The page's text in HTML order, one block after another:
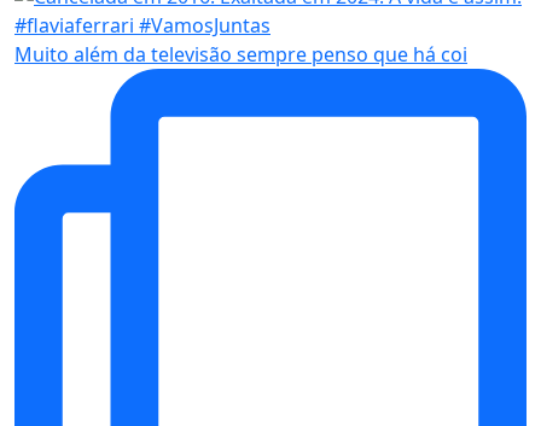
Muito além da televisão sempre penso que há coi